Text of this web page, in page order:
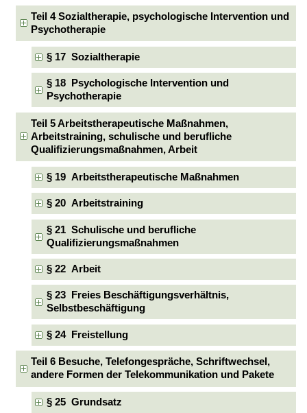
Teil 4 Sozialtherapie, psychologische Intervention und
Psychotherapie
§ 17 Sozialtherapie
§ 18 Psychologische Intervention und
Psychotherapie
Teil 5 Arbeitstherapeutische Maßnahmen,
Arbeitstraining, schulische und berufliche
Qualifizierungsmaßnahmen, Arbeit
§ 19 Arbeitstherapeutische Maßnahmen
§ 20 Arbeitstraining
§ 21 Schulische und berufliche
Qualifizierungsmaßnahmen
§ 22 Arbeit
§ 23 Freies Beschäftigungsverhältnis,
Selbstbeschäftigung
§ 24 Freistellung
Teil 6 Besuche, Telefongespräche, Schriftwechsel,
andere Formen der Telekommunikation und Pakete
§ 25 Grundsatz